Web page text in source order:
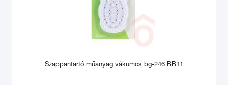
Szappantartó műanyag vákumos bg-246 BB11